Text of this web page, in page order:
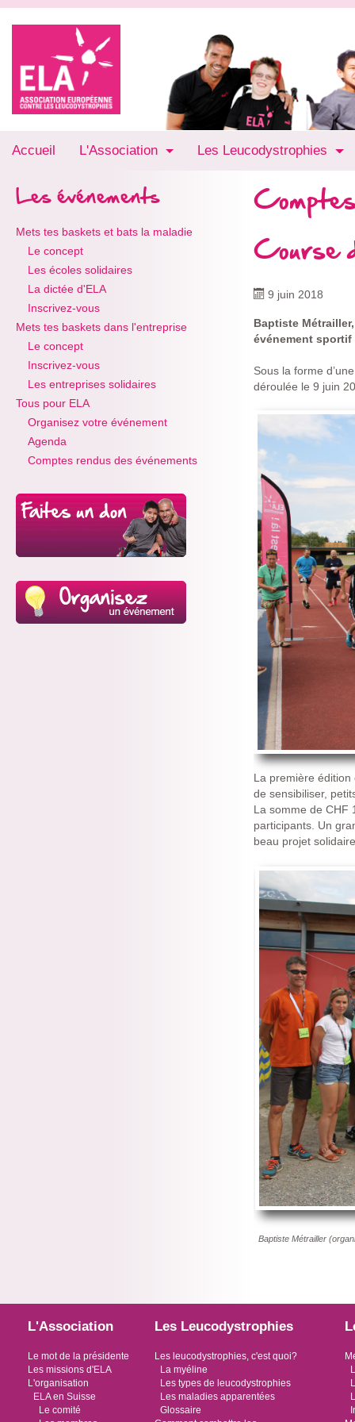
Accueil L'Association Les Leucodystrophies
Les événements
Mets tes baskets et bats la maladie
Le concept
Les écoles solidaires
La dictée d'ELA
Inscrivez-vous
Mets tes baskets dans l'entreprise
Le concept
Inscrivez-vous
Les entreprises solidaires
Tous pour ELA
Organisez votre événement
Agenda
Comptes rendus des événements
Course
9 juin 2018
Baptiste
événement sportif
Sous la forme
déroulée le 9 juin
La première édition
de sensibiliser,
La somme de CHF
participants. Un
beau projet
Baptiste Métrailler
L'Association
Le mot de la présidente
Les missions d'ELA
L'organisation
ELA en Suisse
Le comité
Les Leucodystrophies
Les leucodystrophies, c'est quoi?
La myéline
Les types de leucodystrophies
Les maladies apparentées
Glossaire